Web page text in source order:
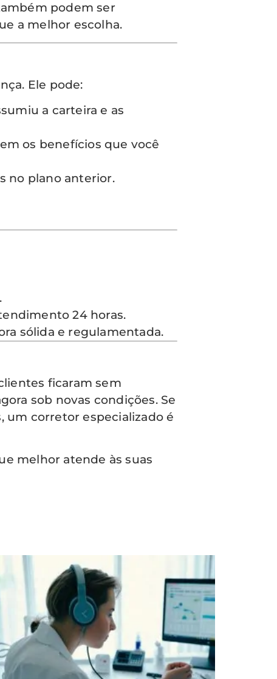
podem ser
a melhor escolha.
Ele pode:
a carteira e as
os benefícios que você
no plano anterior.
24 horas.
sólida e regulamentada.
ficaram sem
sob novas condições. Se
um corretor especializado é
melhor atende às suas